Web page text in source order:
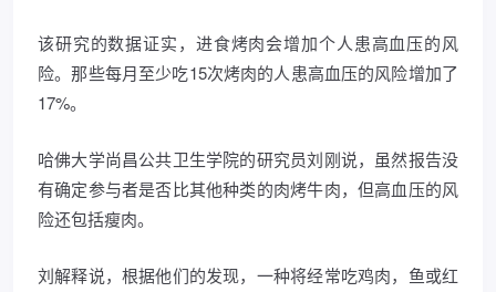
该研究的数据证实，进食烤肉会增加个人患高血压的风
险。那些每月至少吃15次烤肉的人患高血压的风险增加了
17%。
哈佛大学尚昌公共卫生学院的研究员刘刚说，虽然报告没
有确定参与者是否比其他种类的肉烤牛肉，但高血压的风
险还包括瘦肉。
刘解释说，根据他们的发现，一种将经常吃鸡肉，鱼或红